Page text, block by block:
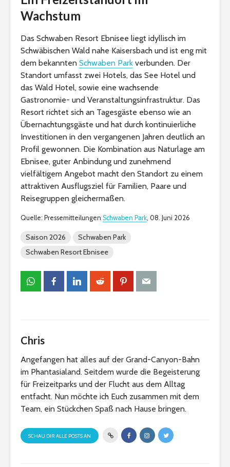
Wachstum
Das Schwaben Resort Ebnisee liegt idyllisch im
Schwäbischen Wald nahe Kaisersbach und ist eng mit
dem bekannten Schwaben Park verbunden. Der
Standort umfasst zwei Hotels, das See Hotel und
das Wald Hotel, sowie eine wachsende
Gastronomie- und Veranstaltungsinfrastruktur. Das
Resort richtet sich an Tagesgäste ebenso wie an
Übernachtungsgäste und hat durch kontinuierliche
Investitionen in den vergangenen Jahren deutlich an
Profil gewonnen. Die Kombination aus Naturlage am
Ebnisee, guter Anbindung und zunehmend
vielfältigem Angebot macht den Standort zu einem
attraktiven Ausflugsziel für Familien, Paare und
Reisegruppen gleichermaßen.
Quelle: Pressemitteilungen Schwaben Park, 08. Juni 2026
Saison 2026
Schwaben Park
Schwaben Resort Ebnisee
Chris
Angefangen hat alles auf der Grand-Canyon-Bahn
im Phantasialand. Seitdem wurde die Begeisterung
für Freizeitparks und der Flucht aus dem Alltag
entfacht. Nun möchte ich Euch zusammen mit dem
Team, ein Stückchen Spaß nach Hause bringen.
SCHAU DIR ALLE POSTS AN